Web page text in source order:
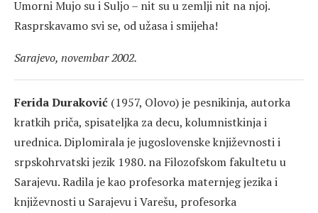
Umorni Mujo su i Suljo – nit su u zemlji nit na njoj.
Rasprskavamo svi se, od užasa i smijeha!
Sarajevo, novembar 2002.
Ferida Duraković (1957, Olovo) je pesnikinja, autorka
kratkih priča, spisateljka za decu, kolumnistkinja i
urednica. Diplomirala je jugoslovenske književnosti i
srpskohrvatski jezik 1980. na Filozofskom fakultetu u
Sarajevu. Radila je kao profesorka maternjeg jezika i
književnosti u Sarajevu i Varešu, profesorka